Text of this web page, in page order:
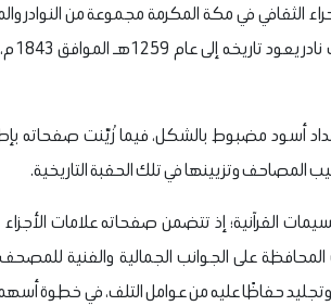
الثقافي في مكة المكرمة مجموعة من النوادر
أسود مضبوط بالشكل، فيما زُيّنت صفحاته
المصاحف وتزيينها في تلك الحقبة التاريخية.
القرآنية؛ إذ تتضمن صفحاته علامات الأجزاء
المحافظة على الجوانب الجمالية والفنية
حفاظًا عليه من عوامل التلف، في خطوة أسهمت في